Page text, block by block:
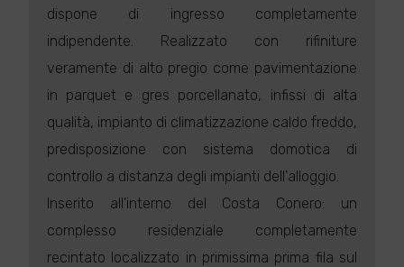
dispone di ingresso completamente
indipendente. Realizzato con rifiniture
veramente di alto pregio come pavimentazione
in parquet e gres porcellanato, infissi di alta
qualità, impianto di climatizzazione caldo freddo,
predisposizione con sistema domotica di
controllo a distanza degli impianti dell'alloggio.
Inserito all'interno del Costa Conero: un
complesso residenziale completamente
recintato localizzato in primissima prima fila sul